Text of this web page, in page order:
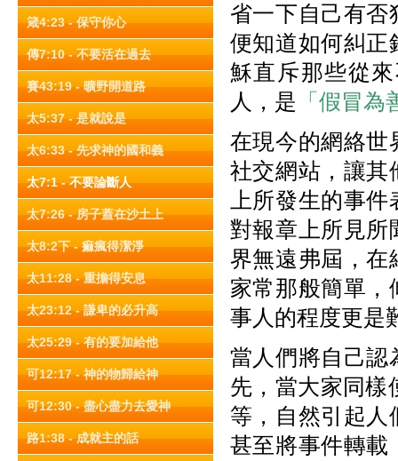
箴4:23 - 保守你心
傳7:10 - 不要活在過去
賽43:19 - 曠野開道路
太5:37 - 是就說是
太6:33 - 先求神的國和義
太7:1 - 不要論斷人
太7:26 - 房子蓋在沙土上
太8:2下 - 痲瘋得潔淨
太11:28 - 重擔得安息
太23:12 - 謙卑的必升高
太25:29 - 有的要加給他
可12:17 - 神的物歸給神
可12:30 - 盡心盡力去愛神
路1:38 - 成就主的話
省一下自己有否
便知道如何糾正
穌直斥那些從
人，是 「假冒為
在現今的網絡世
社交網站，讓其
上所發生的事
對報章上所見所
界無遠弗屆，在
家常那般簡單，
事人的程度更是
當人們將自己認
先，當大家同樣
等，自然引起人
甚至將事件轉載